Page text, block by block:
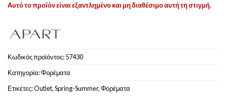
Αυτό το προϊόν είναι εξαντλημένο και μη διαθέσιμο αυτή τη στιγμή.
Κωδικός προϊόντος:57430
Κατηγορία:Φoρέματα
Ετικέτες:Outlet,Spring-Summer,Φορέματα